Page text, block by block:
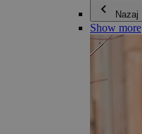
Nazaj
Show more